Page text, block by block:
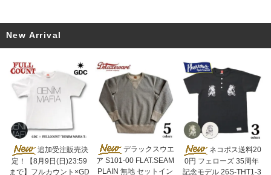
New Arrival
追加受注販売決
定！【8月9日(日)23:59
まで】フルカウント×GD
デラックスウエ
ア S101-00 FLAT.SEAM
PLAIN 無地 セットイン
ネコポス送料20
0円 フェローズ 35周年
記念モデル 26S-THT1-3